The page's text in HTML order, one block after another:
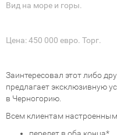
Вид на море и горы.
Цена: 450 000 евро. Торг.
Заинтересовал этот либо
предлагает эксклюзивную
в Черногорию.
Всем клиентам